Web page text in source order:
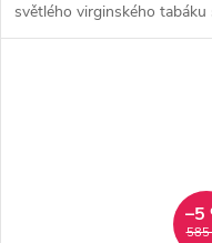
světlého virginského tabáku
sebou nese nenápadné lehce
585
–5